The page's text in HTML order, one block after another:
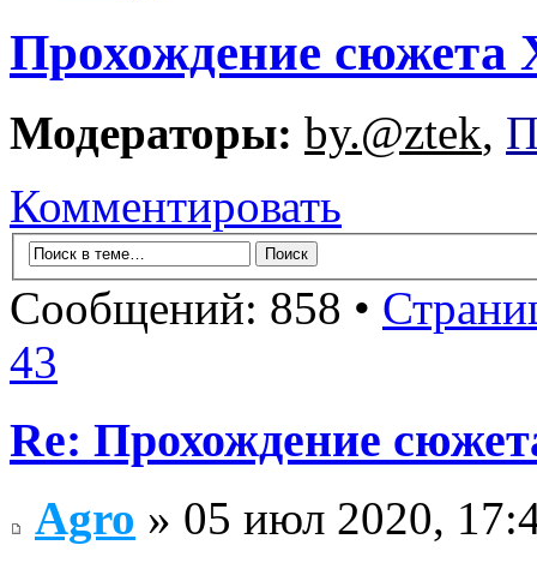
Прохождение сюжета
Модераторы: by.@ztek,
Комментировать
Сообщений: 858 •
43
Re: Прохождение
Agro » 05 июл 2020,